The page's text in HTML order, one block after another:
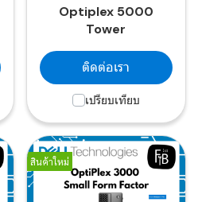
Optiplex 5000
Tower
ติดต่อเรา
เปรียบเทียบ
สินค้าใหม่